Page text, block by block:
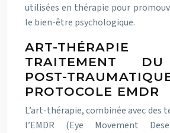
utilisées en thérapie pour
le bien-être psychologique.
ART-
TRAITEMENT
POST-
PROTOCOLE EMDR
L’art-thérapie, combinée avec des
l’EMDR (Eye Movement